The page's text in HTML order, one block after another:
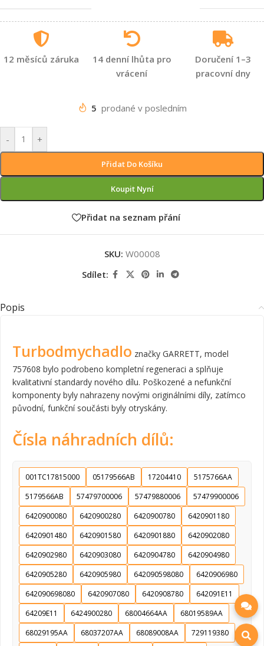
12 měsíců záruka
14 denní lhůta pro
vrácení
Doručení 1–3
pracovní dny
5 prodané v posledním
- +
Přidat Do Košíku
Koupit Nyní
Přidat na seznam přání
SKU: W00008
Sdílet:
Popis
Turbodmychadlo značky GARRETT, model
757608 bylo podrobeno kompletní regeneraci a splňuje
kvalitativní standardy nového dílu. Poškozené a nefunkční
komponenty byly nahrazeny novými originálními díly, zatímco
původní, funkční součásti byly otryskány.
Čísla náhradních dílů:
001TC17815000 05179566AB 17204410
5175766AA
5179566AB
57479700006 57479880006
57479900006
6420900080
6420900280 6420900780
6420901180
6420901480
6420901580 6420901880
6420902080
6420902980
6420903080 6420904780
6420904980
6420905280
6420905980 642090598080
6420906980
642090698080
6420907080 6420908780
642091E11
64209E11
6424900280 68004664AA
68019589AA
68029195AA
68037207AA 68089008AA
729119380